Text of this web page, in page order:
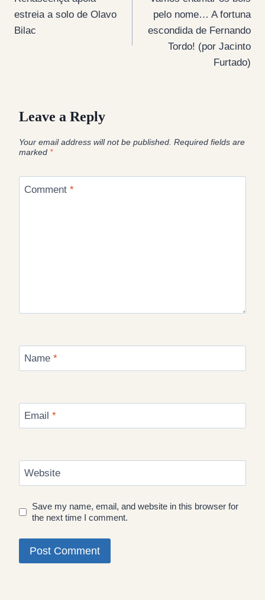
navigation
estreia a solo de Olavo
Bilac
pelo nome… A fortuna
escondida de Fernando
Tordo! (por Jacinto
Furtado)
Leave a Reply
Your email address will not be published. Required fields are
marked *
Comment *
Name *
Email *
Website
Save my name, email, and website in this browser for
the next time I comment.